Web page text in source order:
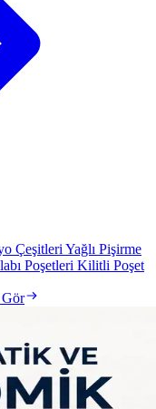
Çeşitleri Yağlı Pişirme
Poşetleri Kilitli Poşet